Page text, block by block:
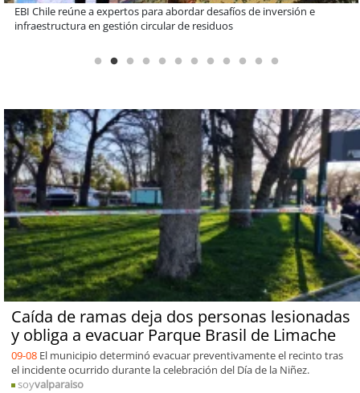
Más de 1.600 alumnos han sido parte de programa Súper Sano de
Sopraval en lo que va del año
Caída de ramas deja dos personas lesionadas
y obliga a evacuar Parque Brasil de Limache
09-08 El municipio determinó evacuar preventivamente el recinto tras
el incidente ocurrido durante la celebración del Día de la Niñez.
soyvalparaiso